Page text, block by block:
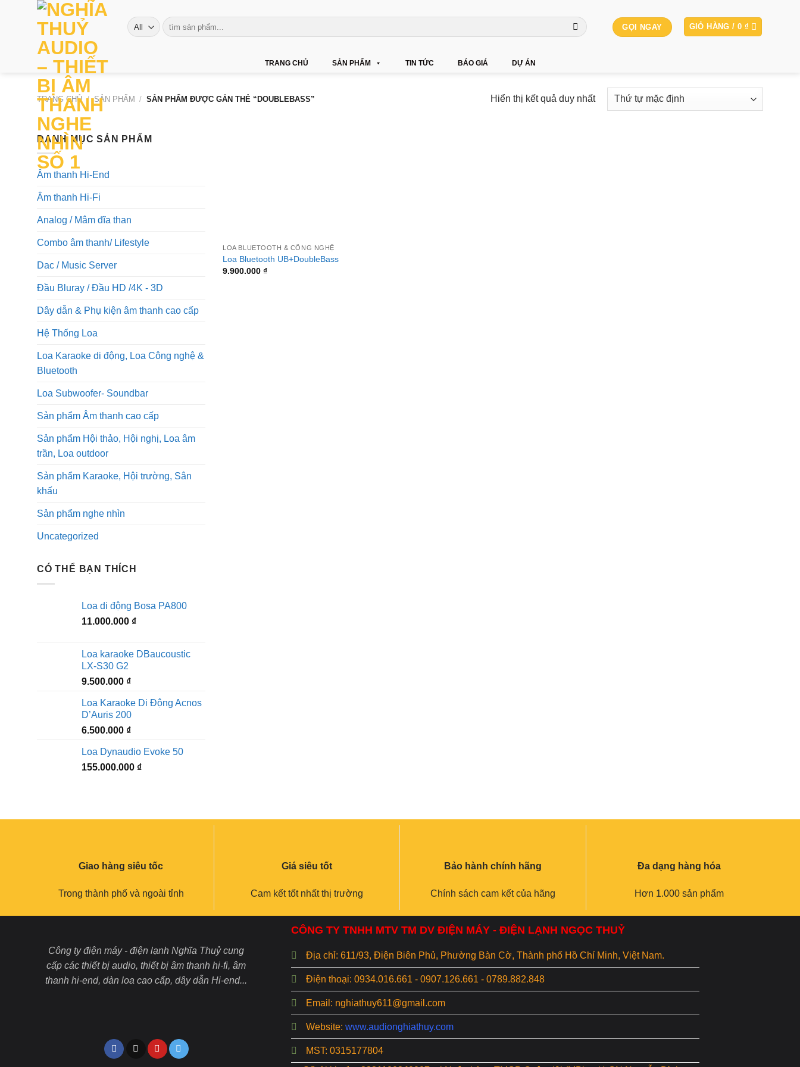
Tìm
kiếm:
GỌI NGAY GIỎ HÀNG / 0 ₫
TRANG CHỦ SẢN PHẨM TIN TỨC BÁO GIÁ DỰ ÁN
TRANG CHỦ / SẢN PHẨM / SẢN PHẨM ĐƯỢC GẮN THẺ “DOUBLEBASS” Hiển thị kết quả duy nhất
DANH MỤC SẢN PHẨM
Âm thanh Hi-End
Âm thanh Hi-Fi
Analog / Mâm đĩa than
Combo âm thanh/ Lifestyle
Dac / Music Server
Đầu Bluray / Đầu HD /4K - 3D
Dây dẫn & Phụ kiện âm thanh cao cấp
Hệ Thống Loa
Loa Karaoke di động, Loa Công nghệ &
Bluetooth
Loa Subwoofer- Soundbar
Sản phẩm Âm thanh cao cấp
Sản phẩm Hội thảo, Hội nghị, Loa âm
trần, Loa outdoor
Sản phẩm Karaoke, Hội trường, Sân
khấu
Sản phẩm nghe nhìn
Uncategorized
CÓ THỂ BẠN THÍCH
Loa di động Bosa PA800
11.000.000 ₫
Loa karaoke DBaucoustic
LX-S30 G2
9.500.000 ₫
Loa Karaoke Di Động Acnos
D’Auris 200
6.500.000 ₫
Loa Dynaudio Evoke 50
155.000.000 ₫
LOA BLUETOOTH & CÔNG NGHỆ
Loa Bluetooth UB+DoubleBass
9.900.000₫
Giao hàng siêu tốc
Trong thành phố và ngoài tỉnh
Giá siêu tốt
Cam kết tốt nhất thị trường
Bảo hành chính hãng
Chính sách cam kết của hãng
Đa dạng hàng hóa
Hơn 1.000 sản phẩm
Công ty điện máy - điện lạnh Nghĩa Thuỷ cung
cấp các thiết bị audio, thiết bị âm thanh hi-fi, âm
thanh hi-end, dàn loa cao cấp, dây dẫn Hi-end...
CÔNG TY TNHH MTV TM DV ĐIỆN MÁY - ĐIỆN LẠNH NGỌC THUỶ
Địa chỉ: 611/93, Điện Biên Phủ, Phường Bàn Cờ, Thành phố Hồ Chí Minh, Việt Nam.
Điện thoại: 0934.016.661 - 0907.126.661 - 0789.882.848
Email: nghiathuy611@gmail.com
Website: www.audionghiathuy.com
MST: 0315177804